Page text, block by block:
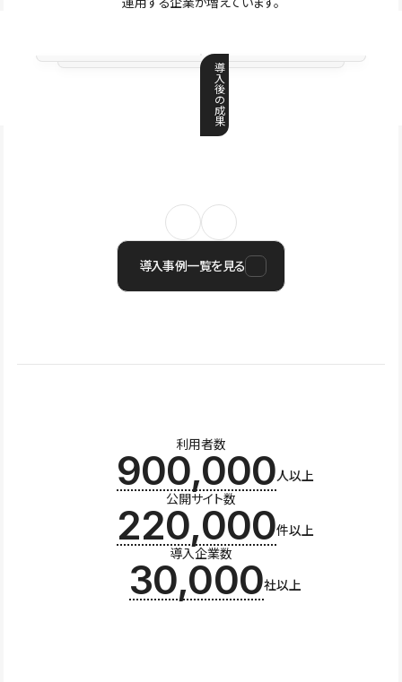
導
入
後
の
成
果
導入事例一覧を見る
利用者数
900,000人以上
公開サイト数
220,000件以上
導入企業数
30,000社以上